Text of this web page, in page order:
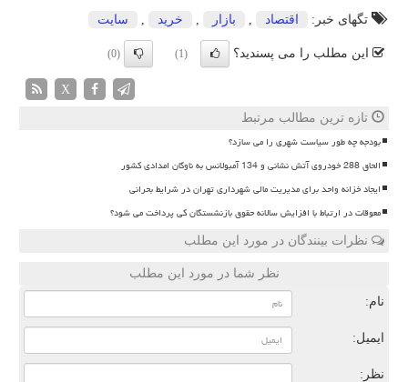
تگهای خبر: اقتصاد بازار خرید سایت
این مطلب را می پسندید؟ (1)
(0)
X
تازه ترین مطالب مرتبط
بودجه چه طور سیاست شهری را می سازد؟
الحاق 288 خودروی آتش نشانی و 134 آمبولانس به ناوگان امدادی کشور
ایجاد خزانه واحد برای مدیریت مالی شهرداری تهران در شرایط بحرانی
معوقات در ارتباط با افزایش سالانه حقوق بازنشستگان کی پرداخت می شود؟
نظرات بینندگان در مورد این مطلب
نظر شما در مورد این مطلب
نام:
ایمیل:
نظر: